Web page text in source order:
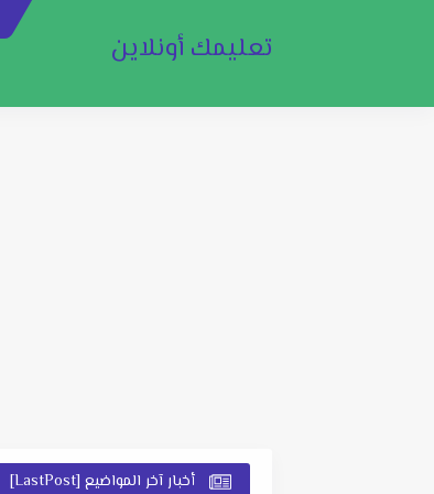
تعليمك أونلاين
أخبار آخر المواضيع [LastPost]